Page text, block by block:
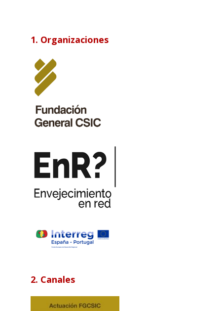
1. Organizaciones
2. Canales